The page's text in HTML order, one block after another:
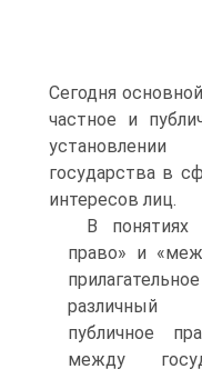
Сегодня
частное и
государства в
интересов лиц.
В понятиях
право» и
различный
публичное
между